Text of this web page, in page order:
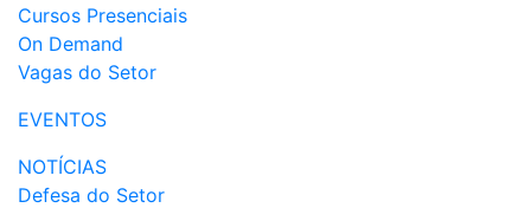
Cursos Presenciais
On Demand
Vagas do Setor
EVENTOS
NOTÍCIAS
Defesa do Setor